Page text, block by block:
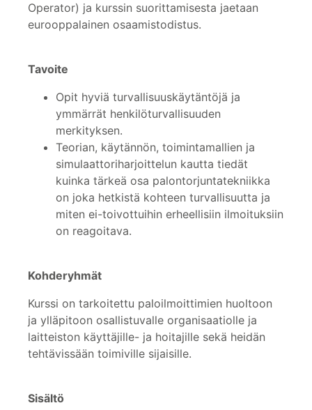
Operator) ja kurssin suorittamisesta jaetaan
eurooppalainen osaamistodistus.
Tavoite
Opit hyviä turvallisuuskäytäntöjä ja
ymmärrät henkilöturvallisuuden
merkityksen.
Teorian, käytännön, toimintamallien ja
simulaattoriharjoittelun kautta tiedät
kuinka tärkeä osa palontorjuntatekniikka
on joka hetkistä kohteen turvallisuutta ja
miten ei-toivottuihin erheellisiin ilmoituksiin
on reagoitava.
Kohderyhmät
Kurssi on tarkoitettu paloilmoittimien huoltoon
ja ylläpitoon osallistuvalle organisaatiolle ja
laitteiston käyttäjille- ja hoitajille sekä heidän
tehtävissään toimiville sijaisille.
Sisältö